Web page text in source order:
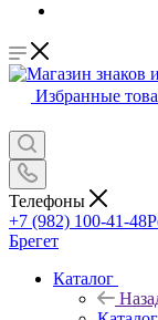
Избранные
Телефоны
+7 (982) 100-41-48
Брегет
Каталог